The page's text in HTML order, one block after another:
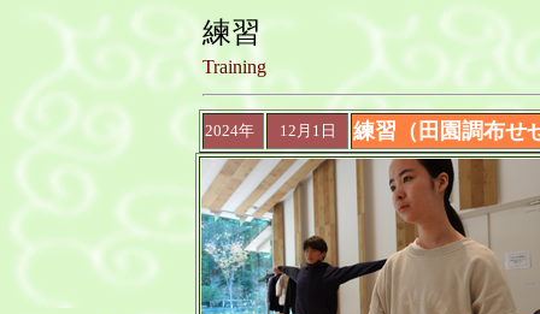
練習
Training
2024年 12月1日 練習（田園調布せ